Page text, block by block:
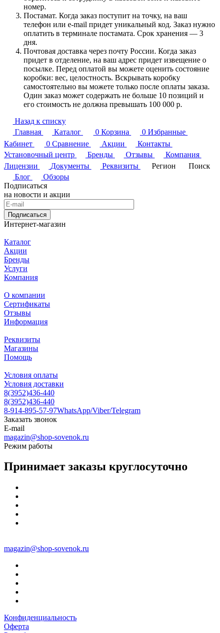
номер.
Постамат. Когда заказ поступит на точку, на ваш
телефон или e-mail придет уникальный код. Заказ нужно
оплатить в терминале постамата. Срок хранения — 3
дня.
Почтовая доставка через почту России. Когда заказ
придет в отделение, на ваш адрес придет извещение о
посылке. Перед оплатой вы можете оценить состояние
коробки: вес, целостность. Вскрывать коробку
самостоятельно вы можете только после оплаты заказа.
Один заказ может содержать не больше 10 позиций и
его стоимость не должна превышать 100 000 р.
Назад к списку
Главная
Каталог 0 Корзина 0 Избранные
Кабинет
0 Сравнение Акции
Контакты
Установочный центр
Бренды Отзывы
Компания
Лицензии
Документы Реквизиты Регион
Поиск
Блог
Обзоры
Подписаться
на новости и акции
Подписаться
Интернет-магазин
Каталог
Акции
Бренды
Услуги
Компания
О компании
Сертификаты
Отзывы
Информация
Реквизиты
Магазины
Помощь
Условия оплаты
Условия доставки
8(3952)436-440
8(3952)436-440
8-914-895-57-97WhatsApp/Viber/Telegram
Заказать звонок
E-mail
magazin@shop-sovenok.ru
Режим работы
Принимает заказы круглосуточно
magazin@shop-sovenok.ru
Конфиденциальность
Оферта